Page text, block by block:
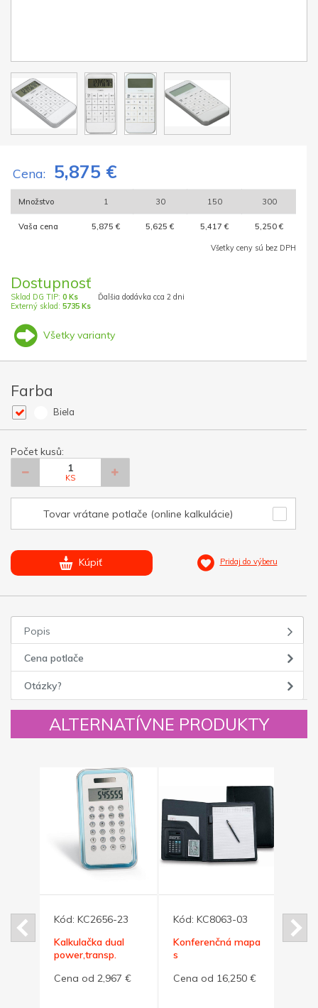
Cena: 5,875 €
Množstvo 1 30 150 300
Vaša cena 5,875 € 5,625 € 5,417 € 5,250 €
Všetky ceny sú bez DPH
Dostupnosť
Sklad DG TIP: 0 Ks
Externý sklad: 5735 Ks
Ďalšia dodávka cca 2 dni
Všetky varianty
Farba
Biela
Počet kusů:
KS
Tovar vrátane potlače (online kalkulácie)
Kúpiť Pridaj do výberu
Popis
Cena potlače
Otázky?
ALTERNATÍVNE PRODUKTY
Kód: KC2656-23
Kalkulačka dual
power,transp.
Cena od 2,967 €
Kód: KC8063-03
Konferenčná mapa
s
a zápisníkom
Cena od 16,250 €
Kód:
12ť